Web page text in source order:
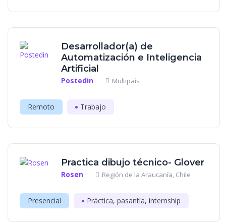
Desarrollador(a) de
Automatización e Inteligencia
Artificial
Postedin Multipaís
Remoto Trabajo
Practica dibujo técnico- Glover
Rosen Región de la Araucanía, Chile
Presencial Práctica, pasantía, internship